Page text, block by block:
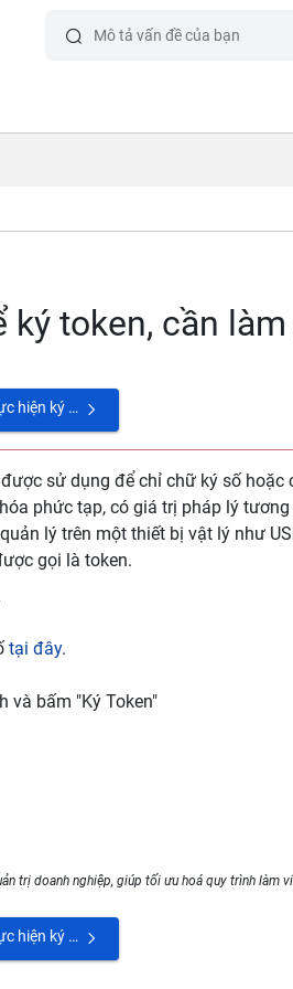
ký token, cần làm
Các loại file nào cho phép thực hiện ký số trên 1Office?
sử dụng để chỉ chữ ký số
phức tạp, có giá trị pháp lý
lý trên một thiết bị vật lý như
gọi là token.
tại đây.
và bấm "Ký Token"
trị doanh nghiệp, giúp tối ưu hoá quy trình làm
Các loại file nào cho phép thực hiện ký số trên 1Office?